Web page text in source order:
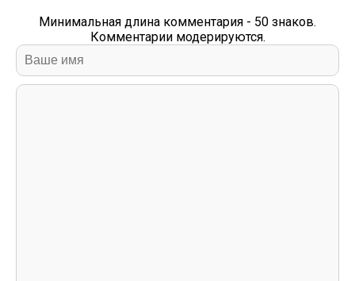
Минимальная длина комментария - 50 знаков.
Комментарии модерируются.